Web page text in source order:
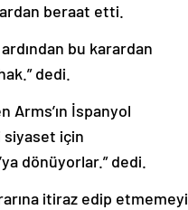
beraat etti.
ardından bu karardan
dedi.
Arms’ın İspanyol
siyaset için
dönüyorlar.” dedi.
itiraz edip etmemeyi